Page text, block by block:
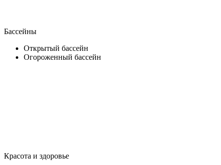
Бассейны
Открытый бассейн
Огороженный бассейн
Красота и здоровье